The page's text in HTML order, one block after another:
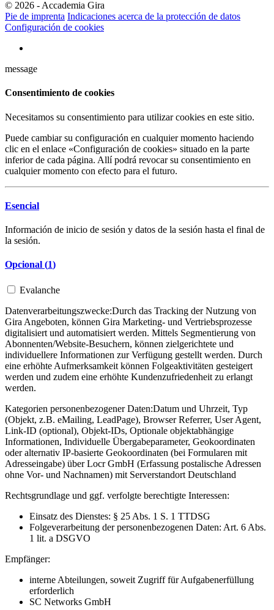
© 2026 - Accademia Gira
Pie de imprenta Indicaciones acerca de la protección de datos
Configuración de cookies
message
Consentimiento de cookies
Necesitamos su consentimiento para utilizar cookies en este sitio.
Puede cambiar su configuración en cualquier momento haciendo
clic en el enlace «Configuración de cookies» situado en la parte
inferior de cada página. Allí podrá revocar su consentimiento en
cualquier momento con efecto para el futuro.
Esencial
Información de inicio de sesión y datos de la sesión hasta el final de
la sesión.
Opcional (1)
Evalanche
Datenverarbeitungszwecke:Durch das Tracking der Nutzung von
Gira Angeboten, können Gira Marketing- und Vertriebsprozesse
digitalisiert und automatisiert werden. Mittels Segmentierung von
Abonnenten/Website-Besuchern, können zielgerichtete und
individuellere Informationen zur Verfügung gestellt werden. Durch
eine erhöhte Aufmerksamkeit können Folgeaktivitäten gesteigert
werden und zudem eine erhöhte Kundenzufriedenheit zu erlangt
werden.
Kategorien personenbezogener Daten:Datum und Uhrzeit, Typ
(Objekt, z.B. eMailing, LeadPage), Browser Referrer, User Agent,
Link-ID (optional), Objekt-IDs, Optionale objektabhängige
Informationen, Individuelle Übergabeparameter, Geokoordinaten
oder alternativ IP-basierte Geokoordinaten (bei Formularen mit
Adresseingabe) über Locr GmbH (Erfassung postalische Adressen
ohne Vor- und Nachnamen) mit Serverstandort Deutschland
Rechtsgrundlage und ggf. verfolgte berechtigte Interessen:
Einsatz des Dienstes: § 25 Abs. 1 S. 1 TTDSG
Folgeverarbeitung der personenbezogenen Daten: Art. 6 Abs.
1 lit. a DSGVO
Empfänger:
interne Abteilungen, soweit Zugriff für Aufgabenerfüllung
erforderlich
SC Networks GmbH